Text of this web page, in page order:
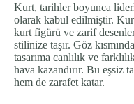
Kurt, tarihler boyunca
olarak kabul edilmiştir.
kurt figürü ve zarif
stilinize taşır. Göz
tasarıma canlılık ve
hava kazandırır. Bu eşsiz
hem de zarafet katar.